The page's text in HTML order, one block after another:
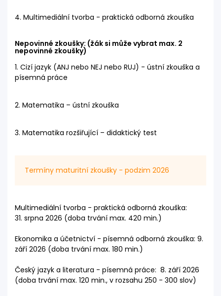
4. Multimediální tvorba - praktická odborná zkouška
Nepovinné zkoušky: (žák si může vybrat max. 2
nepovinné zkoušky)
1. Cizí jazyk (ANJ nebo NEJ nebo RUJ) - ústní zkouška a
písemná práce
2. Matematika – ústní zkouška
3. Matematika rozšiřující – didaktický test
Termíny maturitní zkoušky - podzim 2026
Multimediální tvorba - praktická odborná zkouška:
31. srpna 2026 (doba trvání max. 420 min.)
Ekonomika a účetnictví - písemná odborná zkouška: 9.
září 2026 (doba trvání max. 180 min.)
Český jazyk a literatura - písemná práce: 8. září 2026
(doba trvání max. 120 min., v rozsahu 250 - 300 slov)